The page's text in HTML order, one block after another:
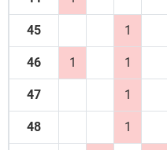
45 1
46 1 1
47 1
48 1